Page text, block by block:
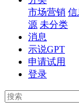
市场营销 信
源 未分类
消息
示说GPT
申请试用
登录